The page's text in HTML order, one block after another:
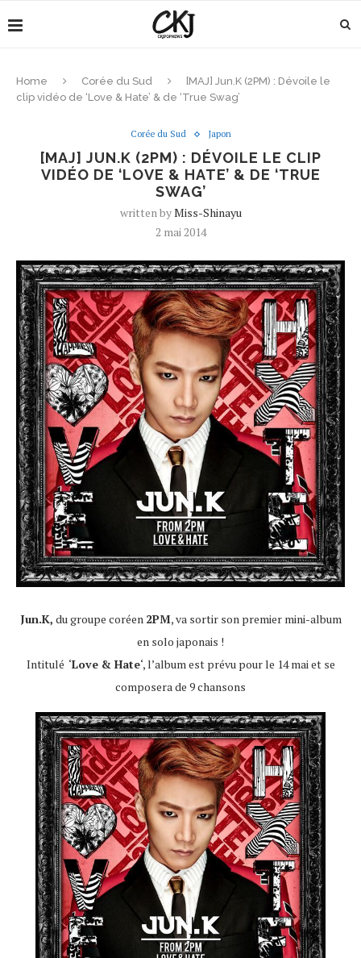
Home Corée du Sud
[MAJ] Jun.K (2PM) : Dévoile le
clip vidéo de ‘Love & Hate’ & de ‘True Swag’
Corée du Sud Japon
[MAJ] JUN.K (2PM) : DÉVOILE LE CLIP
VIDÉO DE ‘LOVE & HATE’ & DE ‘TRUE
SWAG’
written byMiss-Shinayu
2 mai 2014
Jun.K, du groupe coréen 2PM, va sortir son premier mini-album
en solo japonais !
Intitulé ‘Love & Hate‘, l’album est prévu pour le 14 mai et se
composera de 9 chansons